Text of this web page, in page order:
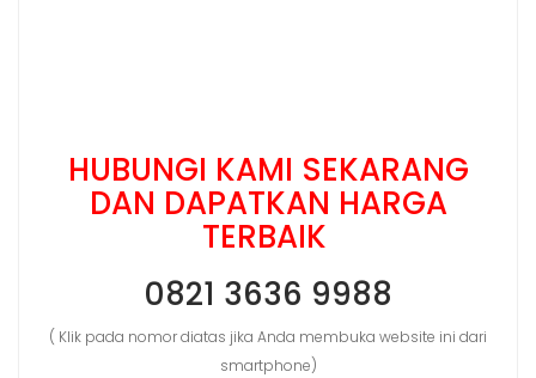
HUBUNGI KAMI SEKARANG
DAN DAPATKAN HARGA
TERBAIK
0821 3636 9988
( Klik pada nomor diatas jika Anda membuka website ini dari
smartphone)